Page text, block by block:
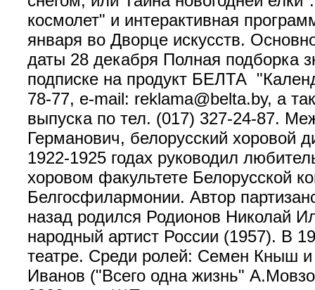
космолет" и интерактивная
января во Дворце искусств.
даты 28 декабря Полная подборка
подписке на продукт БЕЛТА
78-77, e-mail: reklama@belta.by, а
выпуска по тел. (017) 327-24-87.
Германович, белорусский хоровой
1922-1925 годах руководил
хоровом факультете Белорусской
Белгосфилармонии. Автор
назад родился Родионов Николай
народный артист России (1957). В
театре. Среди ролей: Семен Кныш и
Иванов ("Всего одна жизнь"